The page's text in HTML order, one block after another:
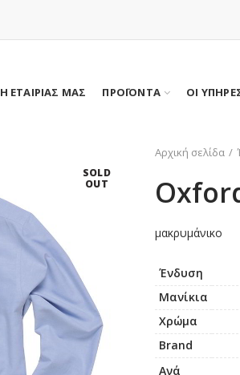
Η ΕΤΑΙΡΙΑΣ ΜΑΣ ΠΡΟΪΟΝΤΑ ΟΙ
SOLD
OUT
Αρχική σελίδα
μακρυμάνικο
Ένδυση
Μανίκια
Χρώμα
Brand
Ανά